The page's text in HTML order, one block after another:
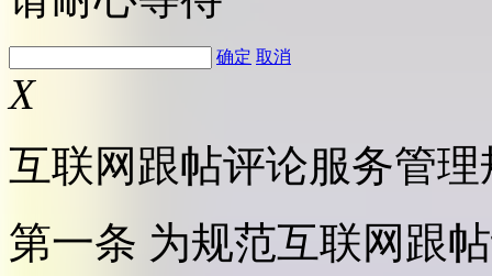
确定 取消
X
互联网跟帖评论服务管理
第一条 为规范互联网跟